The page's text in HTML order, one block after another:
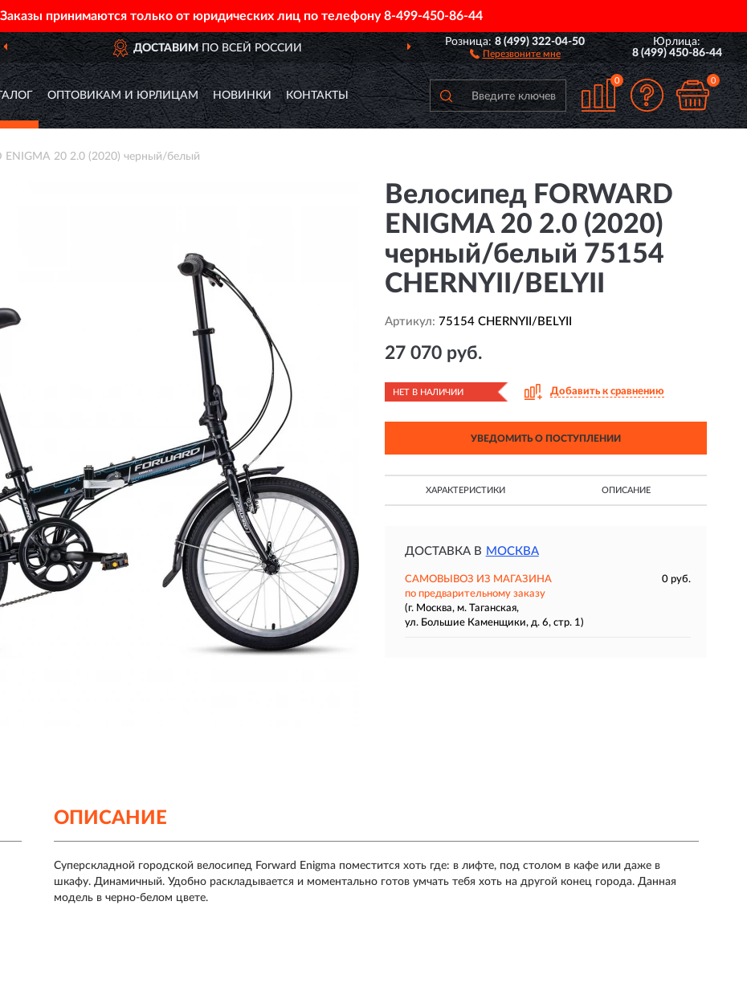
принимаются только от юридических лиц по телефону8-499-450-86-44
ДОСТАВИМПО ВСЕЙ РОССИИ ПОЛНЫЙАССОРТИМЕНТ БРЕНДА
Розница:8 (499) 322-04-50
Перезвоните мне
Юрлица:
8 (499) 450-86-44
ОПТОВИКАМ И ЮРЛИЦАМ НОВИНКИ КОНТАКТЫ
0 0
ENIGMA 20 2.0 (2020) черный/белый
Велосипед FORWARD
ENIGMA 20 2.0 (2020)
черный/белый 75154
CHERNYII/BELYII
Артикул: 75154 CHERNYII/BELYII
27 070 руб.
НЕТ В НАЛИЧИИ Добавить к сравнению
УВЕДОМИТЬ О ПОСТУПЛЕНИИ
ХАРАКТЕРИСТИКИ ОПИСАНИЕ
ДОСТАВКА В МОСКВА
САМОВЫВОЗ ИЗ МАГАЗИНА
0 руб.
по предварительному заказу
(г. Москва, м. Таганская,
ул. Большие Каменщики, д. 6, стр. 1)
ОПИСАНИЕ
Суперскладной городской велосипед Forward Enigma поместится хоть где: в лифте, под столом в кафе или даже в
шкафу. Динамичный. Удобно раскладывается и моментально готов умчать тебя хоть на другой конец города. Данная
модель в черно-белом цвете.